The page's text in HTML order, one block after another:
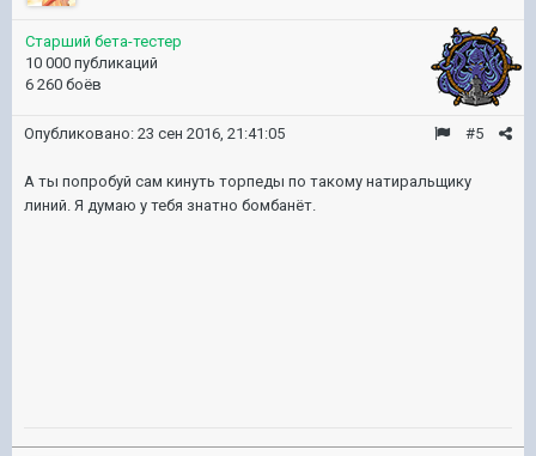
Старший бета-тестер
10 000 публикаций
6 260 боёв
#5
Опубликовано: 23 сен 2016, 21:41:05
А ты попробуй сам кинуть торпеды по такому натиральщику
линий. Я думаю у тебя знатно бомбанёт.